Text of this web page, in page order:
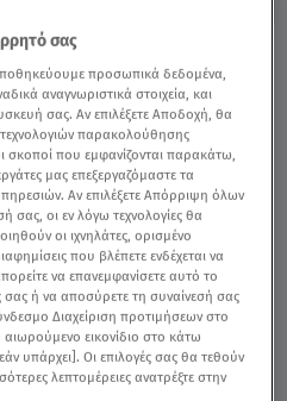
Οι Προβλέψεις Της
ΖΩΔΙΑ ΣΗΜΕΡΑ
ΗΜΕΡΗΣΙΕΣ ΠΡΟΒΛΕΨΕΙΣ
σας
προσωπικά δεδομένα,
αναγνωριστικά στοιχεία, και
σας. Αν επιλέξετε Αποδοχή, θα
παρακολούθησης
σκοποί που εμφανίζονται παρακάτω,
μας επεξεργαζόμαστε τα
Αν επιλέξετε Απόρριψη όλων
οι εν λόγω τεχνολογίες θα
οι ιχνηλάτες, ορισμένο
που βλέπετε ενδέχεται να
να επανεμφανίσετε αυτό το
σας ή να αποσύρετε τη συναίνεσή σας
Διαχείριση προτιμήσεων στο
εικονίδιο στο κάτω
υπάρχει]. Οι επιλογές σας θα τεθούν
λεπτομέρειες ανατρέξτε στην